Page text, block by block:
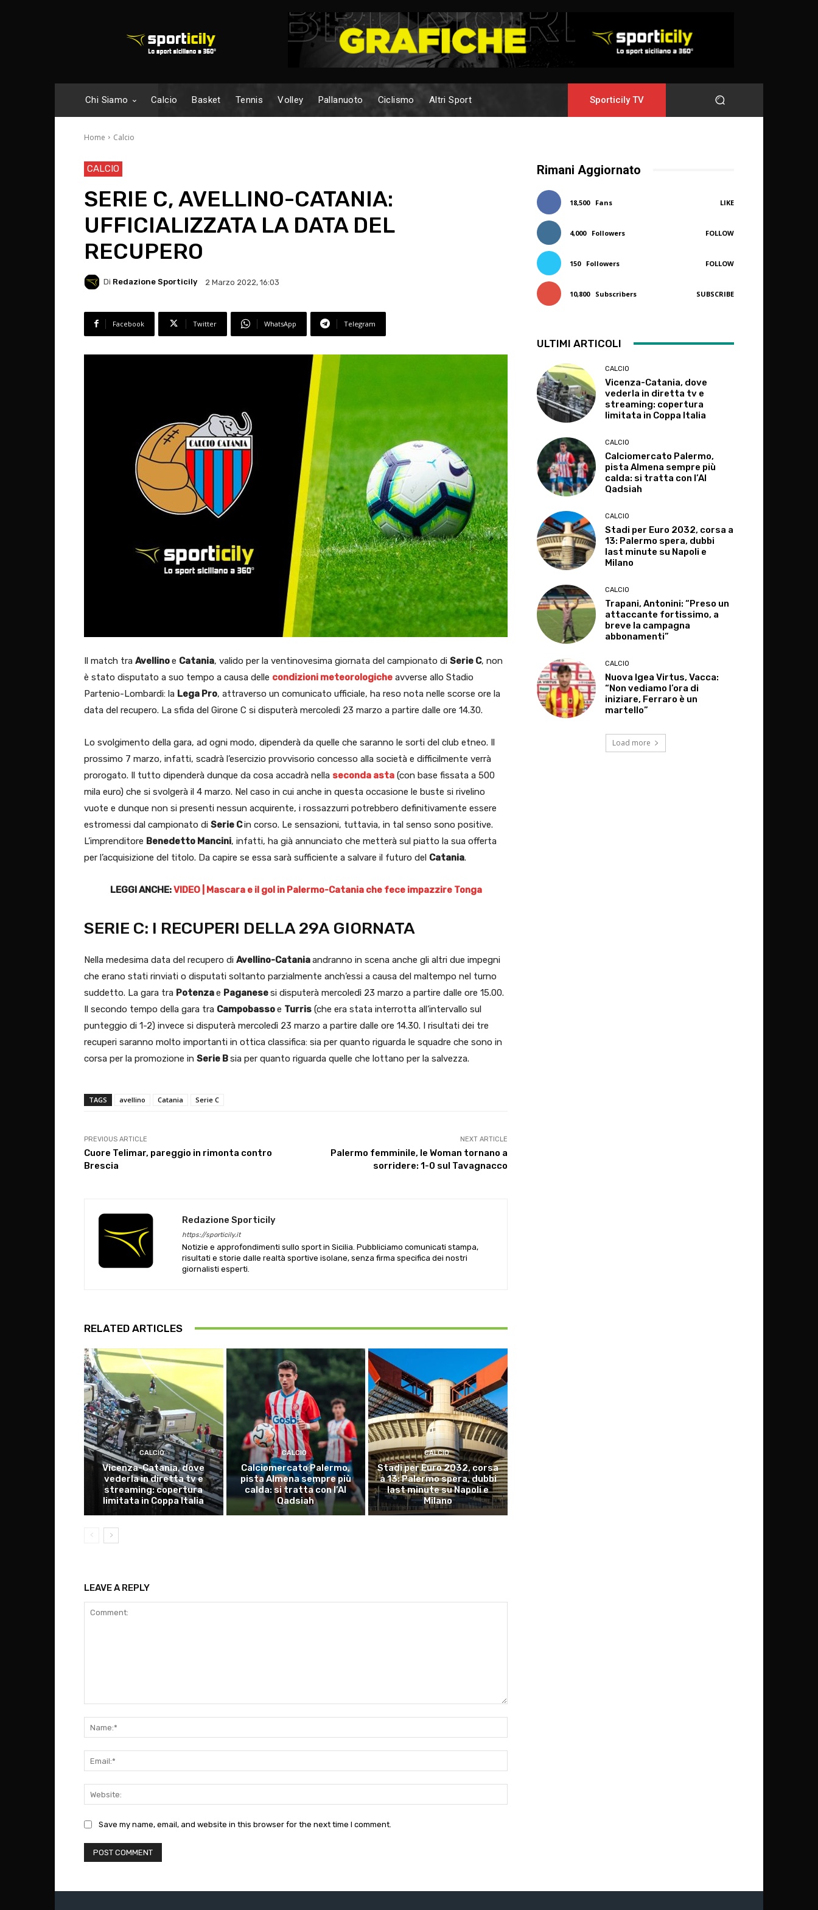
Chi Siamo Calcio Basket Tennis Volley Pallanuoto Ciclismo Altri Sport Sporticily TV
Home Calcio
CALCIO
SERIE C, AVELLINO-CATANIA:
UFFICIALIZZATA LA DATA DEL
RECUPERO
Di Redazione Sporticily 2 Marzo 2022, 16:03
Facebook Twitter WhatsApp Telegram
Il match tra Avellinoe Catania, valido per la ventinovesima giornata del campionato di Serie C, non
è stato disputato a suo tempo a causa delle condizioni meteorologiche avverse allo Stadio
Partenio-Lombardi: la Lega Pro, attraverso un comunicato ufficiale, ha reso nota nelle scorse ore la
data del recupero. La sfida del Girone C si disputerà mercoledì 23 marzo a partire dalle ore 14.30.
Lo svolgimento della gara, ad ogni modo, dipenderà da quelle che saranno le sorti del club etneo. Il
prossimo 7 marzo, infatti, scadrà l’esercizio provvisorio concesso alla società e difficilmente verrà
prorogato. Il tutto dipenderà dunque da cosa accadrà nella seconda asta (con base fissata a 500
mila euro) che si svolgerà il 4 marzo. Nel caso in cui anche in questa occasione le buste si rivelino
vuote e dunque non si presenti nessun acquirente, i rossazzurri potrebbero definitivamente essere
estromessi dal campionato di Serie Cin corso. Le sensazioni, tuttavia, in tal senso sono positive.
L’imprenditore Benedetto Mancini, infatti, ha già annunciato che metterà sul piatto la sua offerta
per l’acquisizione del titolo. Da capire se essa sarà sufficiente a salvare il futuro del Catania.
LEGGI ANCHE:VIDEO | Mascara e il gol in Palermo-Catania che fece impazzire Tonga
SERIE C: I RECUPERI DELLA 29A GIORNATA
Nella medesima data del recupero di Avellino-Cataniaandranno in scena anche gli altri due impegni
che erano stati rinviati o disputati soltanto parzialmente anch’essi a causa del maltempo nel turno
suddetto. La gara tra Potenzae Paganesesi disputerà mercoledì 23 marzo a partire dalle ore 15.00.
Il secondo tempo della gara tra Campobassoe Turris (che era stata interrotta all’intervallo sul
punteggio di 1-2) invece si disputerà mercoledì 23 marzo a partire dalle ore 14.30. I risultati dei tre
recuperi saranno molto importanti in ottica classifica: sia per quanto riguarda le squadre che sono in
corsa per la promozione in Serie Bsia per quanto riguarda quelle che lottano per la salvezza.
TAGS avellino Catania Serie C
PREVIOUS ARTICLE
Cuore Telimar, pareggio in rimonta contro
Brescia
NEXT ARTICLE
Palermo femminile, le Woman tornano a
sorridere: 1-0 sul Tavagnacco
Redazione Sporticily
https://sporticily.it
Notizie e approfondimenti sullo sport in Sicilia. Pubbliciamo comunicati stampa,
risultati e storie dalle realtà sportive isolane, senza firma specifica dei nostri
giornalisti esperti.
RELATED ARTICLES
CALCIO
Vicenza-Catania, dove
vederla in diretta tv e
streaming: copertura
limitata in Coppa Italia
CALCIO
Calciomercato Palermo,
pista Almena sempre più
calda: si tratta con l’Al
Qadsiah
CALCIO
Stadi per Euro 2032, corsa
a 13: Palermo spera, dubbi
last minute su Napoli e
Milano
LEAVE A REPLY
Save my name, email, and website in this browser for the next time I comment.
Rimani Aggiornato
18,500 Fans LIKE
4,000 Followers FOLLOW
150 Followers FOLLOW
10,800 Subscribers SUBSCRIBE
ULTIMI ARTICOLI
CALCIO
Vicenza-Catania, dove
vederla in diretta tv e
streaming: copertura
limitata in Coppa Italia
CALCIO
Calciomercato Palermo,
pista Almena sempre più
calda: si tratta con l’Al
Qadsiah
CALCIO
Stadi per Euro 2032, corsa a
13: Palermo spera, dubbi
last minute su Napoli e
Milano
CALCIO
Trapani, Antonini: “Preso un
attaccante fortissimo, a
breve la campagna
abbonamenti”
CALCIO
Nuova Igea Virtus, Vacca:
“Non vediamo l’ora di
iniziare, Ferraro è un
martello”
Load more